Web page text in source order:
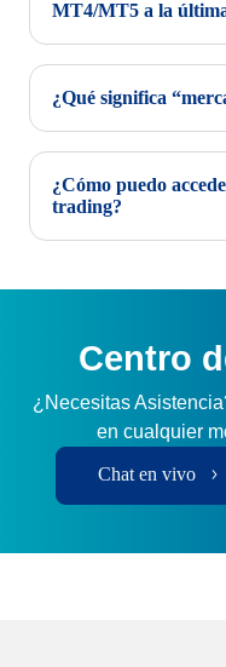
MT4/MT5 a la
¿Qué significa
¿Cómo puedo
trading?
Centro
¿Necesitas
en cualquier
Chat en vivo